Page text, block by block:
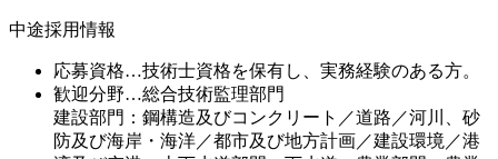
中途採用情報
応募資格…技術士資格を保有し、実務経験のある方。
歓迎分野…総合技術監理部門
建設部門：鋼構造及びコンクリート／道路／河川、砂
防及び海岸・海洋／都市及び地方計画／建設環境／港